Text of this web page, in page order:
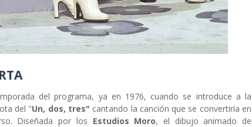
del programa, ya en 1976, cuando se introduce a la
del "Un, dos, tres" cantando la canción que se convertiría en
Diseñada por los Estudios Moro, el dibujo animado de